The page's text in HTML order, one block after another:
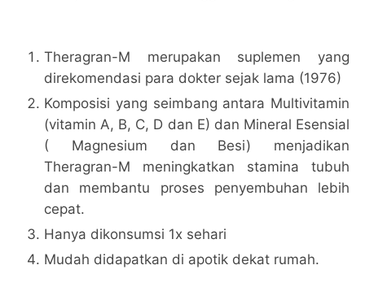
Theragran-M merupakan suplemen yang
direkomendasi para dokter sejak lama (1976)
Komposisi yang seimbang antara Multivitamin
(vitamin A, B, C, D dan E) dan Mineral Esensial
( Magnesium dan Besi) menjadikan
Theragran-M meningkatkan stamina tubuh
dan membantu proses penyembuhan lebih
cepat.
Hanya dikonsumsi 1x sehari
Mudah didapatkan di apotik dekat rumah.